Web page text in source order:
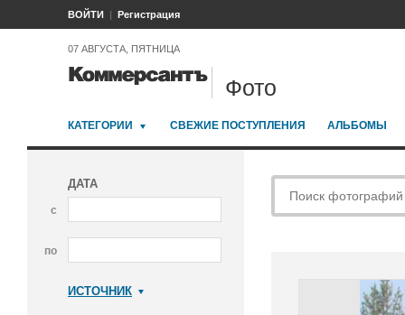
ВОЙТИ Регистрация
07 АВГУСТА, ПЯТНИЦА
Фото
КАТЕГОРИИ СВЕЖИЕ ПОСТУПЛЕНИЯ АЛЬБОМЫ
ДАТА
с
по
ИСТОЧНИК